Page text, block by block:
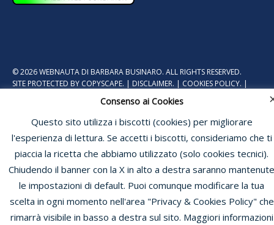
© 2026 WEBNAUTA DI BARBARA BUSINARO. ALL RIGHTS RESERVED.
SITE PROTECTED BY COPYSCAPE. | DISCLAIMER. | COOKIES POLICY. |
Consenso ai Cookies
Questo sito utilizza i biscotti (cookies) per migliorare
l'esperienza di lettura. Se accetti i biscotti, consideriamo che ti
piaccia la ricetta che abbiamo utilizzato (solo cookies tecnici).
Chiudendo il banner con la X in alto a destra saranno mantenute
le impostazioni di default. Puoi comunque modificare la tua
scelta in ogni momento nell'area "Privacy & Cookies Policy" che
rimarrà visibile in basso a destra sul sito. Maggiori informazioni